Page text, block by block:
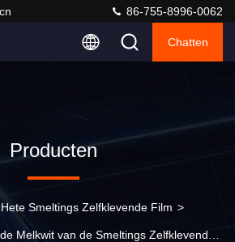
86-755-8996-0062
Chatten
Producten
Hete Smeltings Zelfklevende Film >
Melkwit van de Smeltings Zelfklevend